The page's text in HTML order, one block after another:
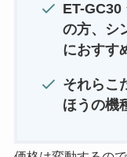
ET-GC30
の方、シ
におすす
それらこ
ほうの機